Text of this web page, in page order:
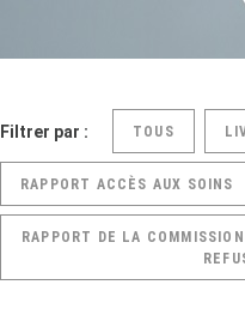
Filtrer par : TOUS
RAPPORT ACCÈS AUX SOINS
RAPPORT DE LA